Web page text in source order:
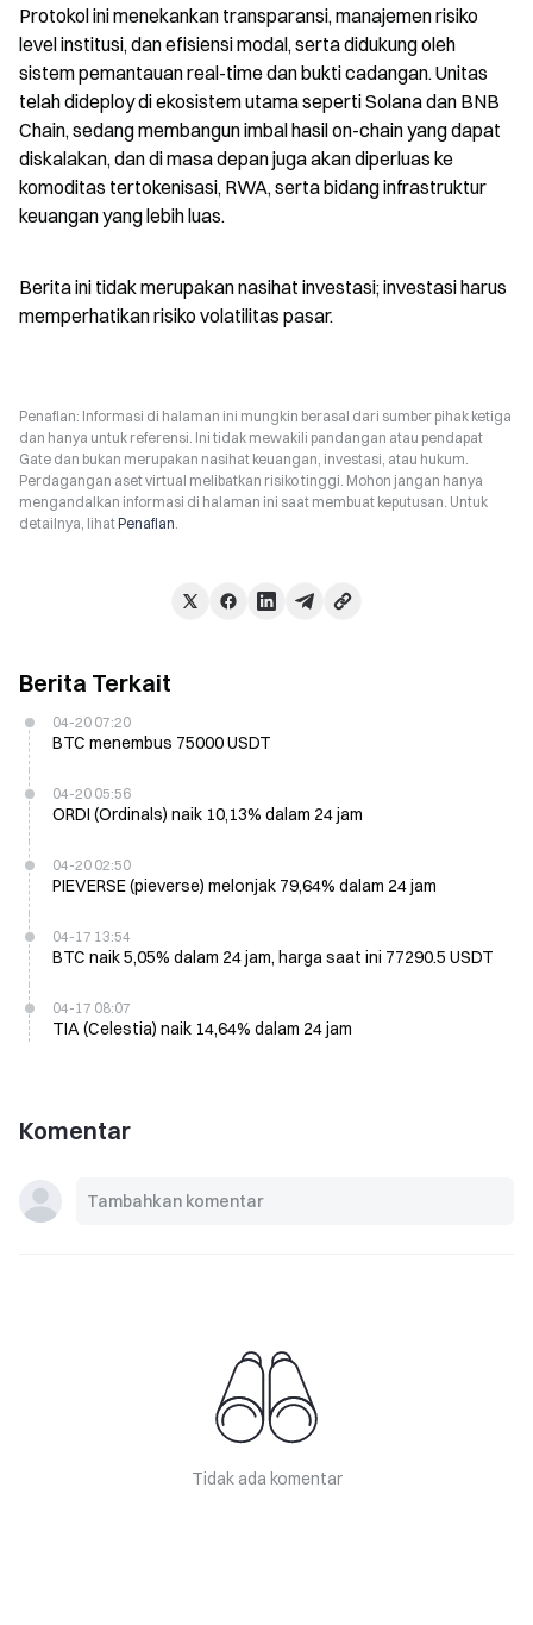
Protokol ini menekankan transparansi, manajemen risiko
level institusi, dan efisiensi modal, serta didukung oleh
sistem pemantauan real-time dan bukti cadangan. Unitas
telah dideploy di ekosistem utama seperti Solana dan BNB
Chain, sedang membangun imbal hasil on-chain yang dapat
diskalakan, dan di masa depan juga akan diperluas ke
komoditas tertokenisasi, RWA, serta bidang infrastruktur
keuangan yang lebih luas.
Berita ini tidak merupakan nasihat investasi; investasi harus
memperhatikan risiko volatilitas pasar.
Penafian: Informasi di halaman ini mungkin berasal dari sumber pihak ketiga
dan hanya untuk referensi. Ini tidak mewakili pandangan atau pendapat
Gate dan bukan merupakan nasihat keuangan, investasi, atau hukum.
Perdagangan aset virtual melibatkan risiko tinggi. Mohon jangan hanya
mengandalkan informasi di halaman ini saat membuat keputusan. Untuk
detailnya, lihatPenafian.
Berita Terkait
04-20 07:20
BTC menembus 75000 USDT
04-20 05:56
ORDI (Ordinals) naik 10,13% dalam 24 jam
04-20 02:50
PIEVERSE (pieverse) melonjak 79,64% dalam 24 jam
04-17 13:54
BTC naik 5,05% dalam 24 jam, harga saat ini 77290.5 USDT
04-17 08:07
TIA (Celestia) naik 14,64% dalam 24 jam
Komentar
Tidak ada komentar